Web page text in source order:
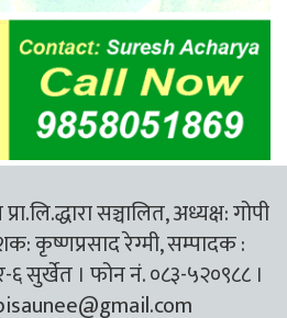
सञ्चालित, अध्यक्ष: गोपी
कृष्णप्रसाद रेग्मी, सम्पादक :
६ सुर्खेत । फोन नं. ०८३-५२०९८८ ।